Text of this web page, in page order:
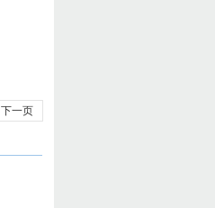
下一页